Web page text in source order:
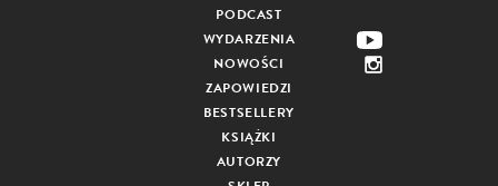
PODCAST
WYDARZENIA
NOWOŚCI
ZAPOWIEDZI
BESTSELLERY
KSIĄŻKI
AUTORZY